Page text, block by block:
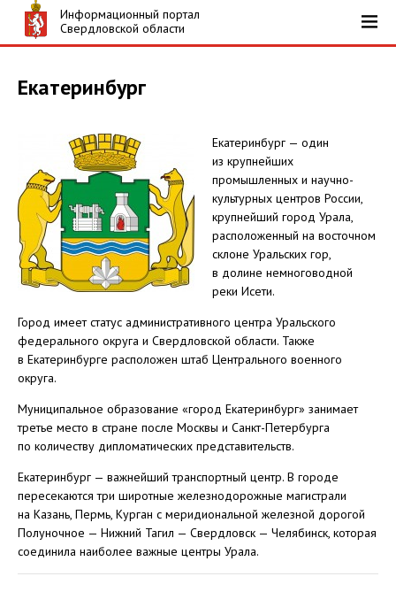
Информационный портал
Свердловской области
Екатеринбург
Екатеринбург — один
из крупнейших
промышленных и научно-
культурных центров России,
крупнейший город Урала,
расположенный на восточном
склоне Уральских гор,
в долине немноговодной
реки Исети.
Город имеет статус административного центра Уральского
федерального округа и Свердловской области. Также
в Екатеринбурге расположен штаб Центрального военного
округа.
Муниципальное образование «город Екатеринбург» занимает
третье место в стране после Москвы и Санкт-Петербурга
по количеству дипломатических представительств.
Екатеринбург — важнейший транспортный центр. В городе
пересекаются три широтные железнодорожные магистрали
на Казань, Пермь, Курган с меридиональной железной дорогой
Полуночное — Нижний Тагил — Свердловск — Челябинск, которая
соединила наиболее важные центры Урала.